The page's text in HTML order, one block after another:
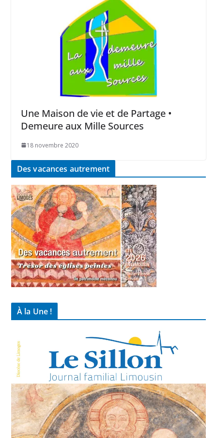
Une Maison de vie et de Partage •
Demeure aux Mille Sources
18 novembre 2020
Des vacances autrement
À la Une !